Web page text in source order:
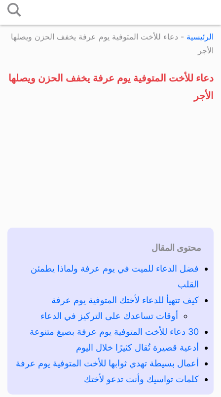
إلى
المحتوى
الرئيسية - دعاء للأخت المتوفية يوم عرفة يخفف الحزن ويصلها
الأجر
دعاء للأخت المتوفية يوم عرفة يخفف الحزن ويصلها
الأجر
محتوى المقال
فضل الدعاء للميت في يوم عرفة ولماذا يطمئن
القلب
كيف تتهيأ للدعاء لأختك المتوفية يوم عرفة
أوقات تساعدك على التركيز في الدعاء
30 دعاء للأخت المتوفية يوم عرفة بصيغ متنوعة
أدعية قصيرة تُقال كثيرًا خلال اليوم
أعمال بسيطة تهدي ثوابها للأخت المتوفية يوم عرفة
كلمات تواسيك وأنت تدعو لأختك